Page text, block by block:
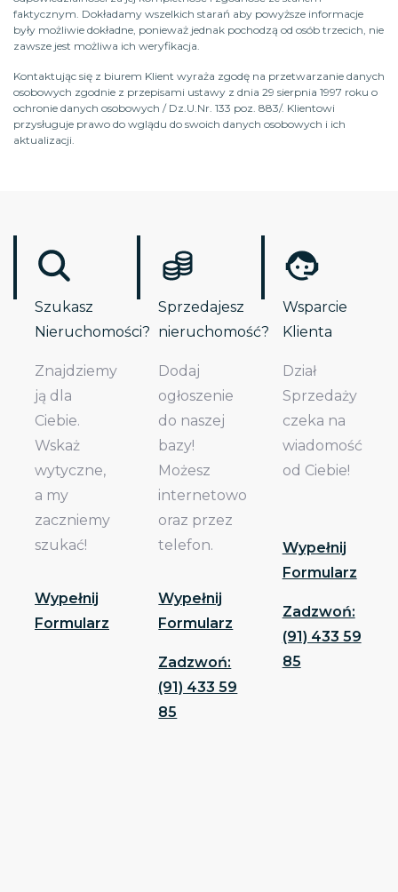
faktycznym. Dokładamy wszelkich starań aby powyższe informacje
były możliwie dokładne, ponieważ jednak pochodzą od osób trzecich, nie
zawsze jest możliwa ich weryfikacja.
Kontaktując się z biurem Klient wyraża zgodę na przetwarzanie danych
osobowych zgodnie z przepisami ustawy z dnia 29 sierpnia 1997 roku o
ochronie danych osobowych / Dz.U.Nr. 133 poz. 883/. Klientowi
przysługuje prawo do wglądu do swoich danych osobowych i ich
aktualizacji.
Szukasz
Nieruchomości?
Znajdziemy
ją dla
Ciebie.
Wskaż
wytyczne,
a my
zaczniemy
szukać!
Wypełnij
Formularz
Sprzedajesz
nieruchomość?
Dodaj
ogłoszenie
do naszej
bazy!
Możesz
internetowo
oraz przez
telefon.
Wypełnij
Formularz
Zadzwoń:
(91) 433 59
85
Wsparcie
Klienta
Dział
Sprzedaży
czeka na
wiadomość
od Ciebie!
Wypełnij
Formularz
Zadzwoń:
(91) 433 59
85